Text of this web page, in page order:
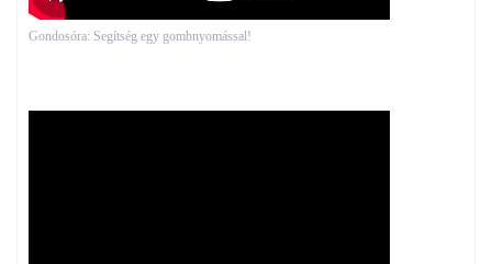
Gondosóra: Segítség egy gombnyomással!